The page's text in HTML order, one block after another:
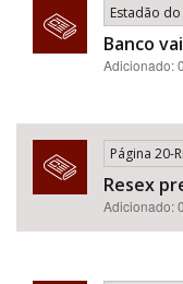
Estadão
Banco
Adicionado:
Página 20-
Resex
Adicionado: